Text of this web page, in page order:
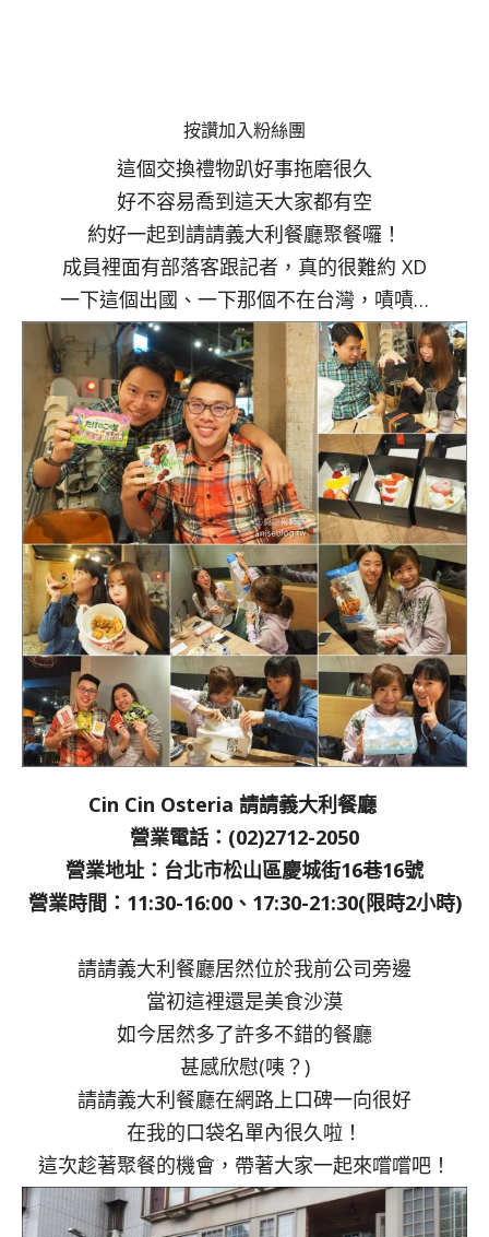
按讚加入粉絲團
這個交換禮物趴好事拖磨很久
好不容易喬到這天大家都有空
約好一起到請請義大利餐廳聚餐囉！
成員裡面有部落客跟記者，真的很難約 XD
一下這個出國、一下那個不在台灣，嘖嘖…
Cin Cin Osteria 請請義大利餐廳
營業電話：(02)2712-2050
營業地址：台北市松山區慶城街16巷16號
營業時間：11:30-16:00、17:30-21:30(限時2小時)
請請義大利餐廳居然位於我前公司旁邊
當初這裡還是美食沙漠
如今居然多了許多不錯的餐廳
甚感欣慰(咦？)
請請義大利餐廳在網路上口碑一向很好
在我的口袋名單內很久啦！
這次趁著聚餐的機會，帶著大家一起來嚐嚐吧！